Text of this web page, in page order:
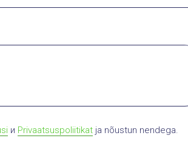
и Privaatsuspoliitikat ja nõustun nendega.